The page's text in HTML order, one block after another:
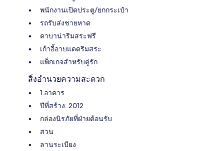
พนักงานเปิดประตู/ยกกระเป๋า
รถรับส่งชายหาด
คาบาน่าริมสระฟรี
เก้าอี้อาบแดดริมสระ
แพ็กเกจสำหรับคู่รัก
สิ่งอำนวยความสะดวก
1 อาคาร
ปีที่สร้าง: 2012
กล่องนิรภัยที่ฝ่ายต้อนรับ
สวน
ลานระเบียง